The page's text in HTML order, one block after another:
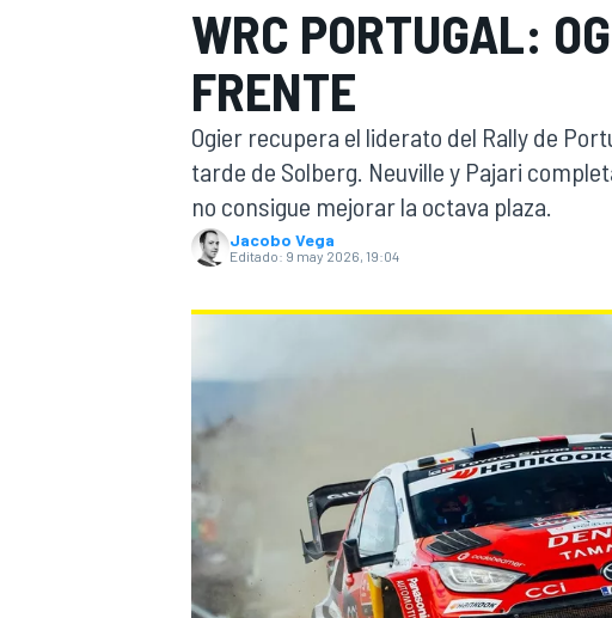
FÓRMULA E
WRC PORTUGAL:
FRENTE
Ogier recupera el liderato del Rally de
tarde de Solberg. Neuville y Pajari
no consigue mejorar la octava plaza.
Jacobo Vega
Editado: 9 may 2026, 19:04